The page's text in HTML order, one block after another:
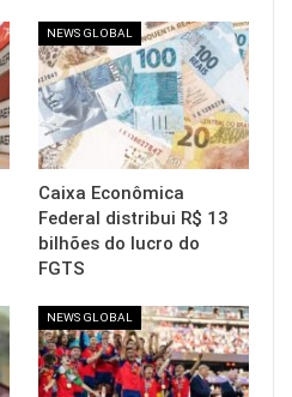
NEWS GLOBAL
Caixa Econômica
Federal distribui R$ 13
bilhões do lucro do
FGTS
NEWS GLOBAL